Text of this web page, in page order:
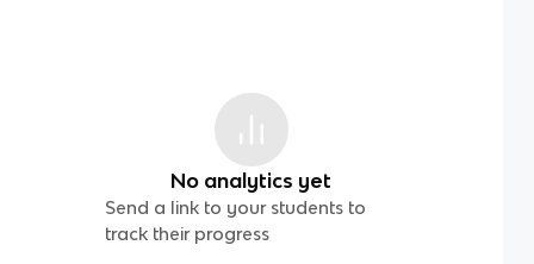
No analytics yet
Send a link to your students to
track their progress